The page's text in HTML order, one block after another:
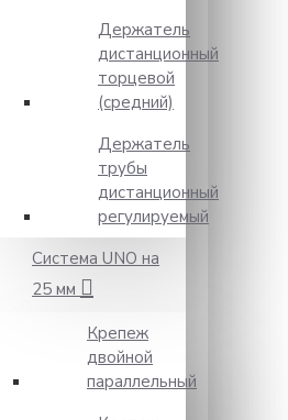
Держатель
дистанционный
торцевой
(средний)
Держатель
трубы
дистанционный
регулируемый
Система UNO на
25 мм
Крепеж
двойной
параллельный